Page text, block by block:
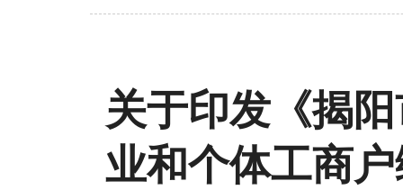
关于印发 《揭
业和个体工商